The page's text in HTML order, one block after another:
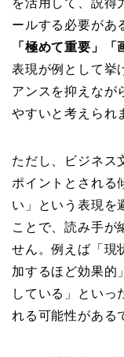
ールする必要があ
「極めて重要」「
表現が例として挙
アンスを抑えなが
やすいと考えられ
ただし、ビジネス
ポイントとされる
い」という表現を
ことで、読み手が
せん。例えば「現
加するほど効果的
している」といっ
れる可能性がある